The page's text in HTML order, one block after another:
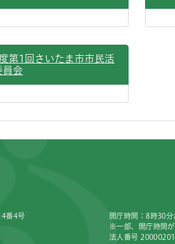
第1回さいたま市市民活
員会
4番4号
開庁時間：8時30
※一部、開庁時間が
法人番号